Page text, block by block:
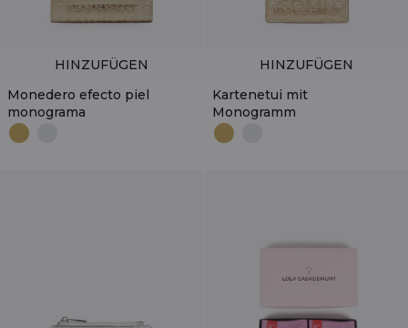
Monedero efecto piel
monograma
HINZUFÜGEN
Kartenetui mit
Monogramm
HINZUFÜGEN